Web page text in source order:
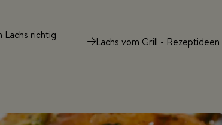
Lachs richtig
Lachs vom Grill - Rezeptideen